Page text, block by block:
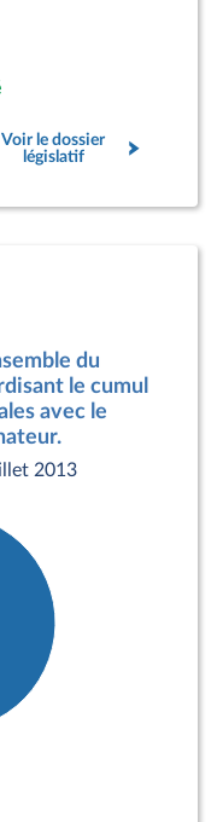
Voir le dossier
législatif
du
le cumul
avec le
2013